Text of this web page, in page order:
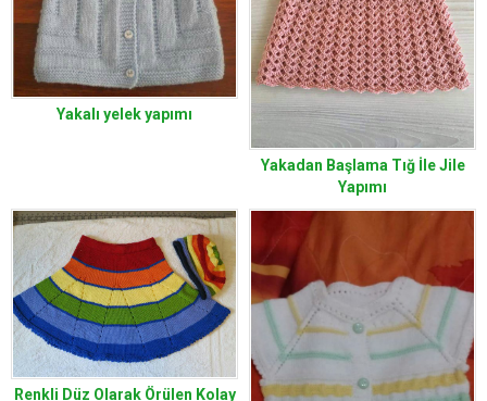
Yakalı yelek yapımı
Yakadan Başlama Tığ İle Jile
Yapımı
Renkli Düz Olarak Örülen Kolay